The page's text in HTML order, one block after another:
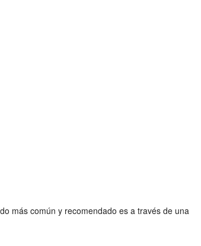
más común y recomendado es a través de una